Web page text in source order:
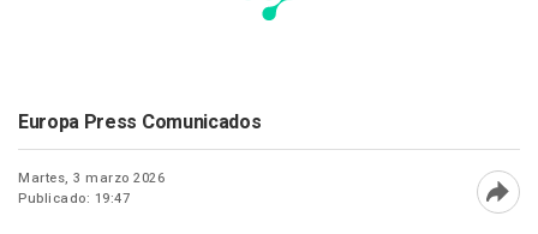
Europa Press Comunicados
Martes, 3 marzo 2026
Publicado: 19:47